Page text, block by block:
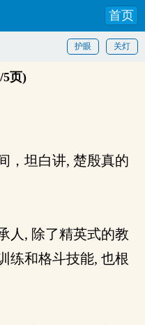
首页
关灯
护眼
5页)
，坦白讲, 楚殷真的
人, 除了精英式的教
练和格斗技能, 也根